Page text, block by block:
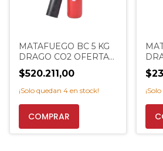
MATAFUEGO BC 5 KG
DRAGO CO2 OFERTA
PROMO ACERO
EXTINCENTER
$520.211,00
¡Solo quedan 4 en stock!
COMPRAR